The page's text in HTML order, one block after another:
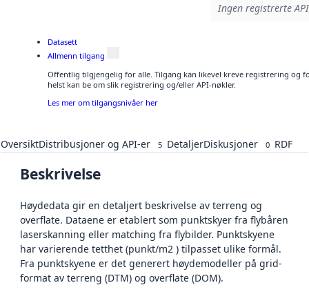
Ingen registrerte
Datasett
Allmenn tilgang
Offentlig tilgjengelig for alle. Tilgang kan likevel kreve registrering og
helst kan be om slik registrering og/eller API-nøkler.
Les mer om tilgangsnivåer her
OversiktDistribusjoner og API-er 5 DetaljerDiskusjoner 0 RDF
Beskrivelse
Høydedata gir en detaljert beskrivelse av terreng og
overflate. Dataene er etablert som punktskyer fra flybåren
laserskanning eller matching fra flybilder. Punktskyene
har varierende tetthet (punkt/m2 ) tilpasset ulike formål.
Fra punktskyene er det generert høydemodeller på grid-
format av terreng (DTM) og overflate (DOM).